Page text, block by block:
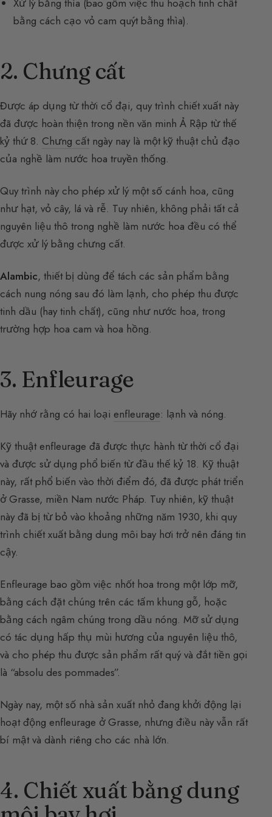
bằng cách cạo vỏ cam quýt bằng thìa).
2. Chưng cất
Được áp dụng từ thời cổ đại, quy trình chiết xuất này
đã được hoàn thiện trong nền văn minh Ả Rập từ thế
kỷ thứ 8. Chưng cấtngày nay là một kỹ thuật chủ đạo
của nghề làm nước hoa truyền thống.
Quy trình này cho phép xử lý một số cánh hoa, cũng
như hạt, vỏ cây, lá và rễ. Tuy nhiên, không phải tất cả
nguyên liệu thô trong nghề làm nước hoa đều có thể
được xử lý bằng chưng cất.
Alambic, thiết bị dùng để tách các sản phẩm bằng
cách nung nóng sau đó làm lạnh, cho phép thu được
tinh dầu (hay tinh chất), cũng như nước hoa, trong
trường hợp hoa cam và hoa hồng.
3. Enfleurage
Hãy nhớ rằng có hai loại enfleurage: lạnh và nóng.
Kỹ thuật enfleurage đã được thực hành từ thời cổ đại
và được sử dụng phổ biến từ đầu thế kỷ 18. Kỹ thuật
này, rất phổ biến vào thời điểm đó, đã được phát triển
ở Grasse, miền Nam nước Pháp. Tuy nhiên, kỹ thuật
này đã bị từ bỏ vào khoảng những năm 1930, khi quy
trình chiết xuất bằng dung môi bay hơi trở nên đáng tin
cậy.
Enfleurage bao gồm việc nhốt hoa trong một lớp mỡ,
bằng cách đặt chúng trên các tấm khung gỗ, hoặc
bằng cách ngâm chúng trong dầu nóng. Mỡ sử dụng
có tác dụng hấp thụ mùi hương của nguyên liệu thô,
và cho phép thu được sản phẩm rất quý và đắt tiền gọi
là “absolu des pommades”.
Ngày nay, một số nhà sản xuất nhỏ đang khởi động lại
hoạt động enfleurage ở Grasse, nhưng điều này vẫn rất
bí mật và dành riêng cho các nhà lớn.
4. Chiết xuất bằng dung